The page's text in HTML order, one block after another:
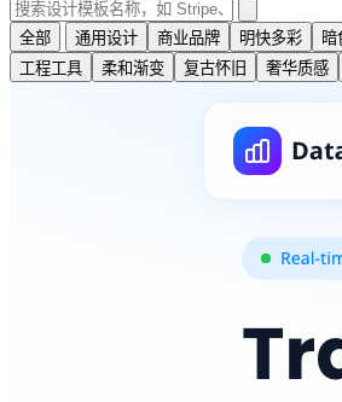
全部 通用设计 商业品牌 明快多彩 暗
工程工具
柔和渐变 复古怀旧 奢华质感